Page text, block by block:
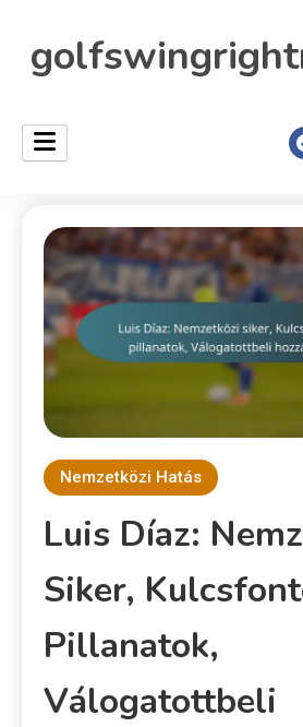
Nemzetközi Hatás
Luis Díaz:
Siker,
Pillanatok,
Válogatottbeli